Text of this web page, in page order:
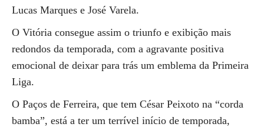
Lucas Marques e José Varela.
O Vitória consegue assim o triunfo e exibição mais
redondos da temporada, com a agravante positiva
emocional de deixar para trás um emblema da Primeira
Liga.
O Paços de Ferreira, que tem César Peixoto na “corda
bamba”, está a ter um terrível início de temporada,